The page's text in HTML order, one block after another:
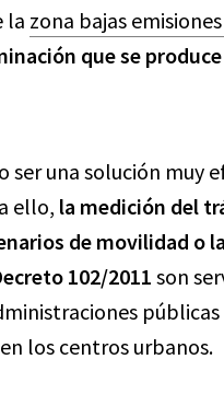
la zona bajas
que se produce
una solución muy
ello, la medición del
de movilidad o
102/2011son
los centros urbanos.